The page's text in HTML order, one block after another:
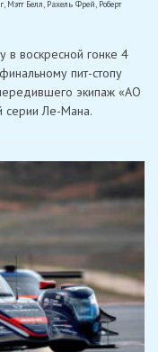
, Мэтт Белл, Рахель Фрей, Роберт
в воскресной гонке 4
пит-стопу
экипаж «AO
серии Ле-Мана.